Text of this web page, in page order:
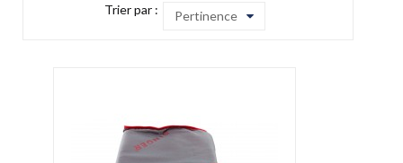
Trier par : Pertinence